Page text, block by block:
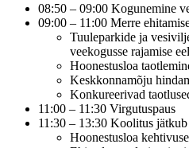
08:50 – 09:00 Kogunemine
09:00 – 11:00 Merre
Tuuleparkide ja
veekogusse rajamise
Hoonestusloa
Keskkonnamõju
Konkureerivad
11:00 – 11:30 Virgutuspaus
11:30 – 13:30 Koolitus jätkub
Hoonestusloa